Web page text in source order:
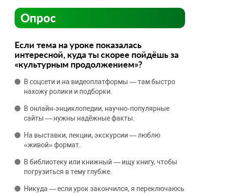
Опрос
Если тема на уроке показалась
интересной, куда ты скорее пойдёшь за
«культурным продолжением»?
В соцсети и на видеоплатформы — там быстро
нахожу ролики и подборки.
В онлайн‑энциклопедии, научно‑популярные
сайты — нужны надёжные факты.
На выставки, лекции, экскурсии — люблю
«живой» формат.
В библиотеку или книжный — ищу книгу, чтобы
погрузиться в тему глубже.
Никуда — если урок закончился, я переключаюсь